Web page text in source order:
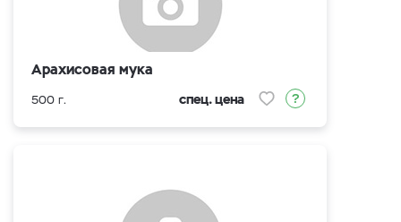
Арахисовая мука
500 г. спец. цена